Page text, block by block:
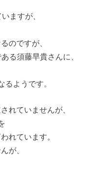
ますが、
のですが、
る須藤早貴さんに、
るようです。
れていませんが、
れています。
が、